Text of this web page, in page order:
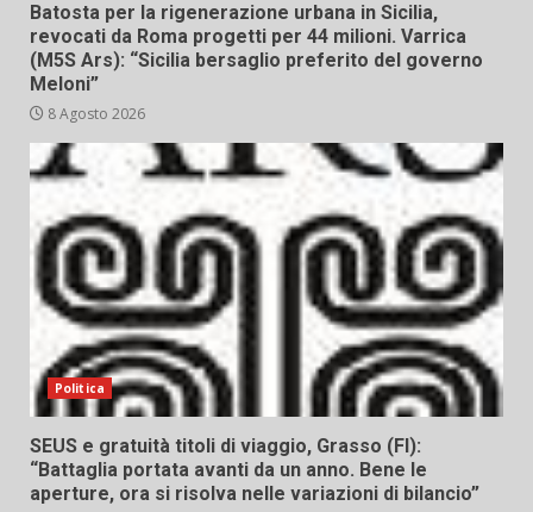
Batosta per la rigenerazione urbana in Sicilia,
revocati da Roma progetti per 44 milioni. Varrica
(M5S Ars): “Sicilia bersaglio preferito del governo
Meloni”
8 Agosto 2026
Politica
SEUS e gratuità titoli di viaggio, Grasso (FI):
“Battaglia portata avanti da un anno. Bene le
aperture, ora si risolva nelle variazioni di bilancio”